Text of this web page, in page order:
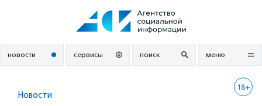
новости сервисы поиск меню
18+
Новости